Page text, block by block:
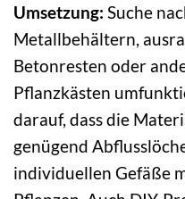
Umsetzung: Suche
Metallbehältern,
Betonresten oder
Pflanzkästen
darauf, dass die
genügend
individuellen Gefäße